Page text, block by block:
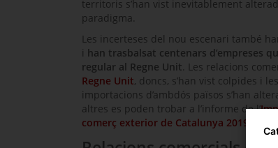
territoris s’han vist inevitablement
paradigma.
Les incerteses del nou escenari també
i han trasbalsat centenars d’empreses
regular al Regne Unit . Les relacions
Regne Unit, doncs, s’han vist colpides i
importacions d’ambdós països s’han
altres es poden trobar a l’informe de l’
comerç exterior de Catalunya 2019-2023